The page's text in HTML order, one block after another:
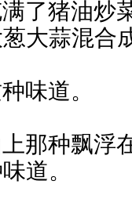
了猪油炒
大蒜混合
味道。
那种飘浮
道。